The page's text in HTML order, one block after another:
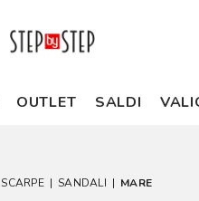
OUTLET SALDI
SCARPE | SANDALI | MARE